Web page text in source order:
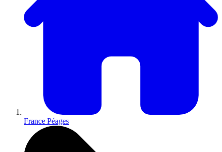
France Péages